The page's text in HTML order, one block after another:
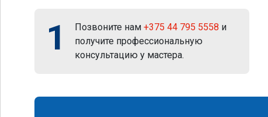
1 Позвоните нам +375 44 795 5558 и
получите профессиональную
консультацию у мастера.